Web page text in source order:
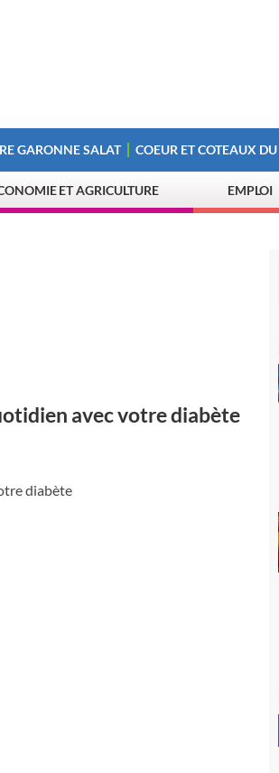
GARONNE SALAT COEUR ET COTEAUX
ET AGRICULTURE EMPLOI
avec votre diabète
diabète